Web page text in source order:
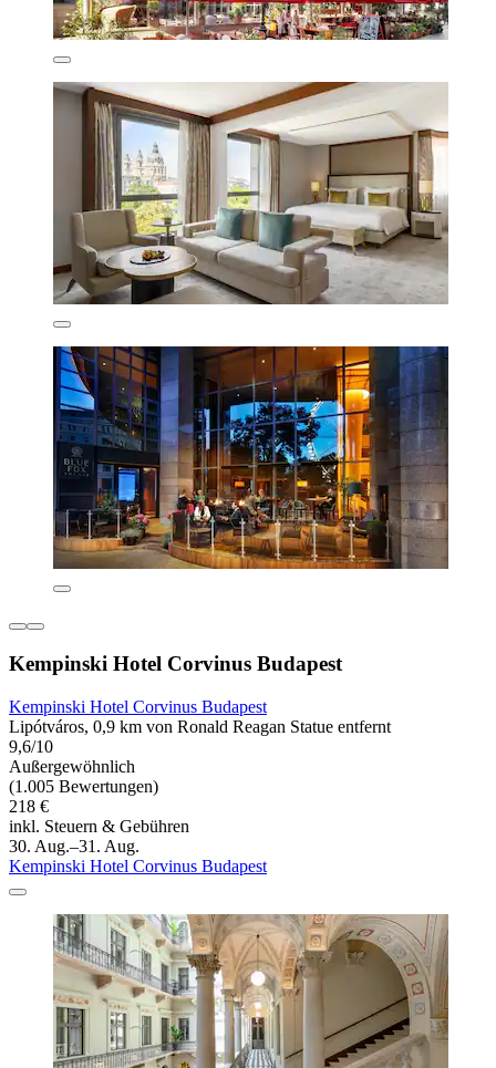
Kempinski Hotel Corvinus Budapest
Kempinski Hotel Corvinus Budapest
Lipótváros, 0,9 km von Ronald Reagan Statue entfernt
9,6/10
Außergewöhnlich
(1.005 Bewertungen)
218 €
inkl. Steuern & Gebühren
30. Aug.–31. Aug.
Kempinski Hotel Corvinus Budapest